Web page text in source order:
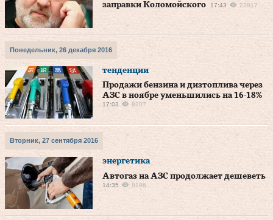
заправки Коломойского
17:43 23817
Понедельник, 26 декабря 2016
тенденции
Продажи бензина и дизтоплива через
АЗС в ноябре уменьшились на 16-18%
17:03 8207
Вторник, 27 сентября 2016
энергетика
Автогаз на АЗС продолжает дешеветь
14:35 8196